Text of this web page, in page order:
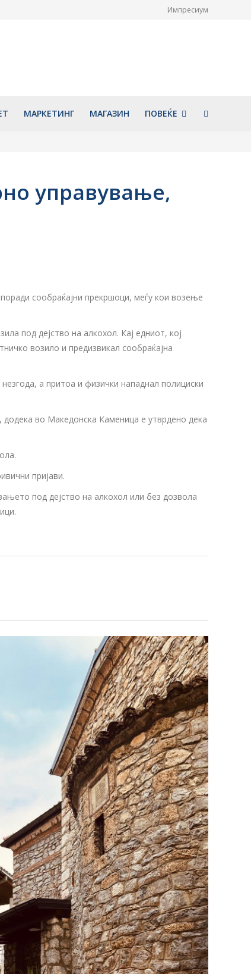
Импресиум
МАРКЕТИНГ МАГАЗИН ПОВЕЌЕ
управување,
сообраќајни прекршоци, меѓу кои возење
под дејство на алкохол. Кај едниот, кој
возило и предизвикал сообраќајна
а притоа и физички нападнал полициски
додека во Македонска Каменица е утврдено дека
пријави.
под дејство на алкохол или без дозвола